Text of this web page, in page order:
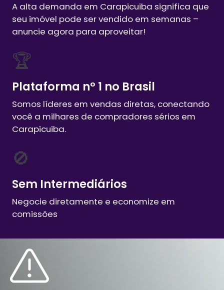
A alta demanda em Carapicuiba significa que
seu imóvel pode ser vendido em semanas –
anuncie agora para aproveitar!
🏆
Plataforma nº 1 no Brasil
Somos líderes em vendas diretas, conectando
você a milhares de compradores sérios em
Carapicuiba.
🚫
Sem Intermediários
Negocie diretamente e economize em
comissões